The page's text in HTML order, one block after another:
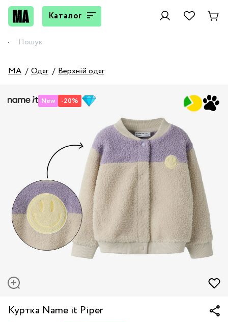
Каталог
MA Одяг Верхній одяг
New -20%
Куртка Name it Piper